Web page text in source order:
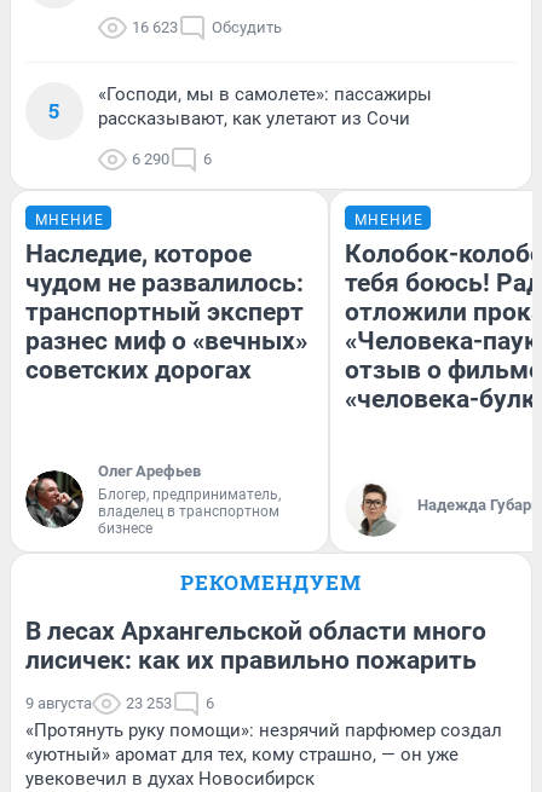
16 623 Обсудить
5
«Господи, мы в самолете»: пассажиры
рассказывают, как улетают из Сочи
6 290 6
МНЕНИЕ
Наследие, которое
чудом не развалилось:
транспортный эксперт
разнес миф о «вечных»
советских дорогах
Олег Арефьев
Блогер, предприниматель,
владелец в транспортном
бизнесе
МНЕНИЕ
Колобок-
тебя боюсь!
отложили
«Человека-
отзыв о
«человека-
Надежда Губарь
РЕКОМЕНДУЕМ
В лесах Архангельской области много
лисичек: как их правильно пожарить
9 августа 23 253 6
«Протянуть руку помощи»: незрячий парфюмер создал
«уютный» аромат для тех, кому страшно, — он уже
увековечил в духах Новосибирск